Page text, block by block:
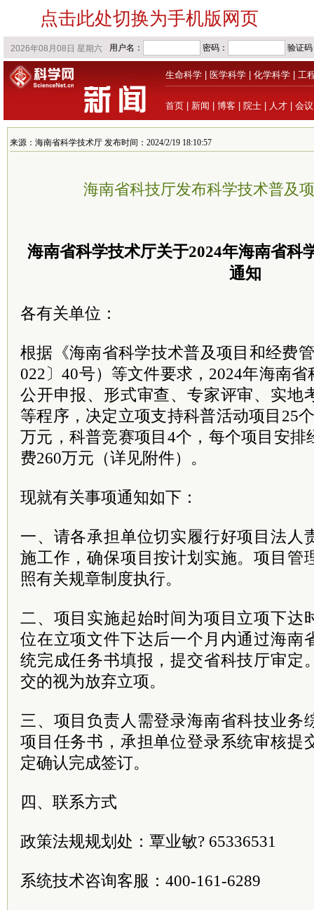
点击此处切换为手机版网页
生命科学 医学科学 化学科学 工
首页 新闻 博客 院士 人才 会议
来源：海南省科学技术厅 发布时间：2024/2/19 18:10:57
海南省科技厅发布科学技术普及
海南省科学技术厅关于2024年海南省科
通知
各有关单位：
根据《海南省科学技术普及项目和经费
022〕40号）等文件要求，2024年海南
公开申报、形式审查、专家评审、实地
等程序，决定立项支持科普活动项目25
万元，科普竞赛项目4个，每个项目安排
费260万元（详见附件）。
现就有关事项通知如下：
一、请各承担单位切实履行好项目法人
施工作，确保项目按计划实施。项目管
照有关规章制度执行。
二、项目实施起始时间为项目立项下达
位在立项文件下达后一个月内通过海南
统完成任务书填报，提交省科技厅审定
交的视为放弃立项。
三、项目负责人需登录海南省科技业务
项目任务书，承担单位登录系统审核提
定确认完成签订。
四、联系方式
政策法规规划处：覃业敏? 65336531
系统技术咨询客服：400-161-6289